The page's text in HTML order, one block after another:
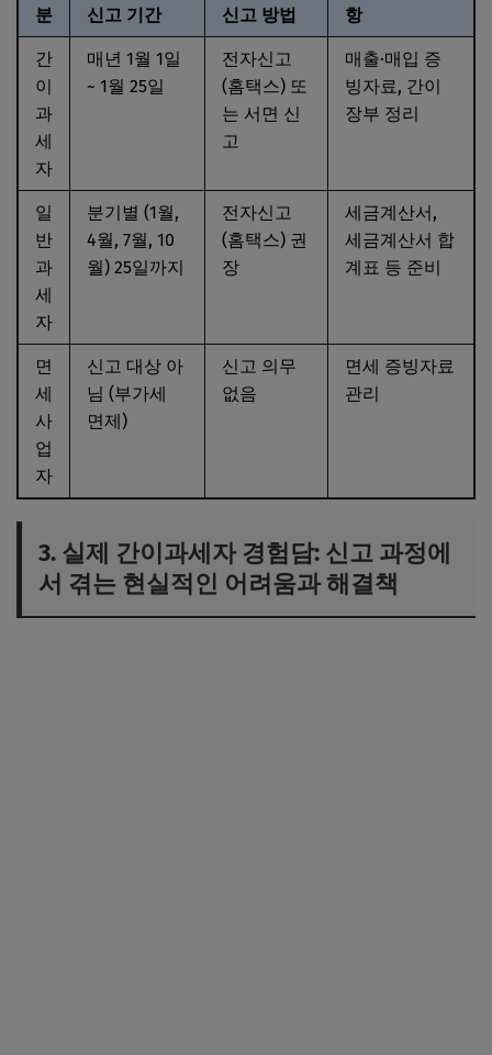
분
신고 기간 신고 방법
항
간
이
과
세
자
매년 1월 1일
~ 1월 25일
전자신고
(홈택스) 또
는 서면 신
고
매출·매입 증
빙자료, 간이
장부 정리
일
반
과
세
자
분기별 (1월,
4월, 7월, 10
월) 25일까지
전자신고
(홈택스) 권
장
세금계산서,
세금계산서 합
계표 등 준비
면
세
사
업
자
신고 대상 아
님 (부가세
면제)
신고 의무
없음
면세 증빙자료
관리
3. 실제 간이과세자 경험담: 신고 과정에
서 겪는 현실적인 어려움과 해결책